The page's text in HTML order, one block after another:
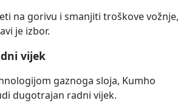
na gorivu i smanjiti troškove vožnje,
je izbor.
vijek
gaznoga sloja, Kumho
dugotrajan radni vijek.